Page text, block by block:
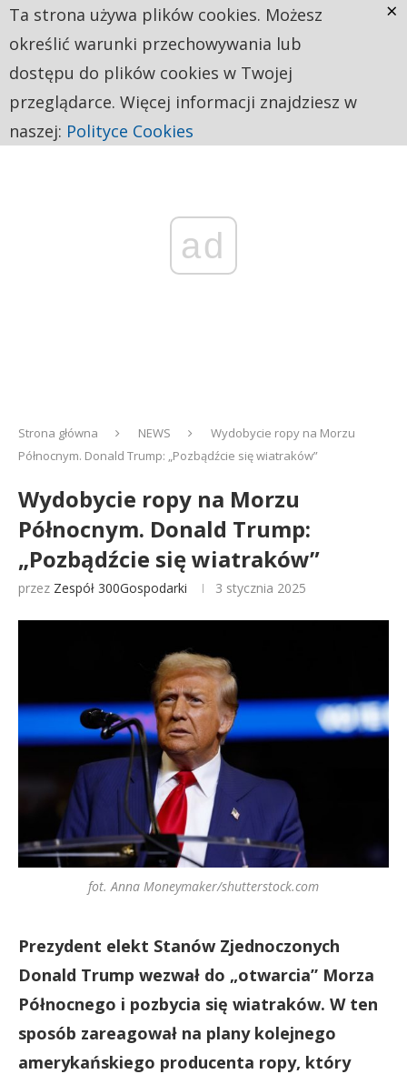
ad
Strona główna NEWS
Wydobycie ropy na Morzu
Północnym. Donald Trump: „Pozbądźcie się wiatraków”
Wydobycie ropy na Morzu
Północnym. Donald Trump:
„Pozbądźcie się wiatraków”
przez Zespół 300Gospodarki 3 stycznia 2025
fot. Anna Moneymaker/shutterstock.com
Prezydent elekt Stanów Zjednoczonych
Donald Trump wezwał do „otwarcia” Morza
Północnego i pozbycia się wiatraków. W ten
sposób zareagował na plany kolejnego
amerykańskiego producenta ropy, który
Ta strona używa plików cookies. Możesz
określić warunki przechowywania lub
dostępu do plików cookies w Twojej
przeglądarce. Więcej informacji znajdziesz w
naszej: Polityce Cookies
×